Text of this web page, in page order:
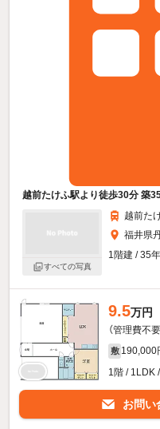
越前たけふ駅より徒歩30分 築
すべての写真
越前た
福井県
1階建 / 35
9.5万円
（管理費不要
敷 190,000
1階 / 1LDK
お問い